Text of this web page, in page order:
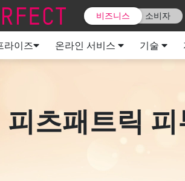
비즈니스 소비자
라이즈 온라인 서비스 기술
피츠패트릭